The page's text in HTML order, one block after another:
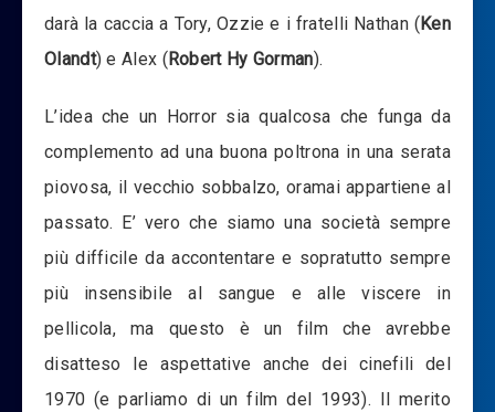
darà la caccia a Tory, Ozzie e i fratelli Nathan (Ken
Olandt) e Alex (Robert Hy Gorman).
L’idea che un Horror sia qualcosa che funga da
complemento ad una buona poltrona in una serata
piovosa, il vecchio sobbalzo, oramai appartiene al
passato. E’ vero che siamo una società sempre
più difficile da accontentare e sopratutto sempre
più insensibile al sangue e alle viscere in
pellicola, ma questo è un film che avrebbe
disatteso le aspettative anche dei cinefili del
1970 (e parliamo di un film del 1993). Il merito